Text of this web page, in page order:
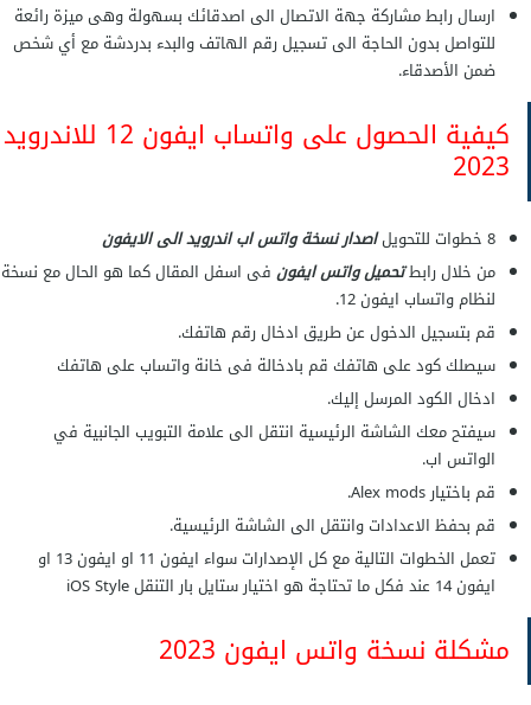
ارسال رابط مشاركة جهة الاتصال الى اصدقائك بسهولة وهى ميزة رائعة
للتواصل بدون الحاجة الى تسجيل رقم الهاتف والبدء بدردشة مع أي شخص
ضمن الأصدقاء.
كيفية الحصول على واتساب ايفون 12 للاندرويد
2023
8 خطوات للتحويل
اصدار نسخة واتس اب اندرويد الى الايفون
من خلال رابطتحميل واتس ايفون فى اسفل المقال كما هو الحال مع نسخة
لنظام واتساب ايفون 12.
قم بتسجيل الدخول عن طريق ادخال رقم هاتفك.
سيصلك كود على هاتفك قم بادخالة فى خانة واتساب على هاتفك
ادخال الكود المرسل إليك.
سيفتح معك الشاشة الرئيسية انتقل الى علامة التبويب الجانبية في
الواتس اب.
قم باختيار Alex mods.
قم بحفظ الاعدادات وانتقل الى الشاشة الرئيسية.
تعمل الخطوات التالية مع كل الإصدارات سواء ايفون 11 او ايفون 13 او
ايفون 14 عند فكل ما تحتاجة هو اختيار ستايل بار التنقل iOS Style
مشكلة نسخة واتس ايفون 2023